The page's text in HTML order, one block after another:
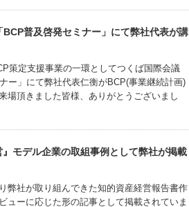
普及啓発セミナー」にて弊社代表が講
策定支援事業の一環としてつくば国際会議
ー」にて弊社代表仁衡がBCP(事業継続計画)
場頂きました皆様、ありがとうございまし
モデル企業の取組事例として弊社が掲載
弊社が取り組んできた知的資産経営報告書作
ューに応じた形の記事として掲載されていま